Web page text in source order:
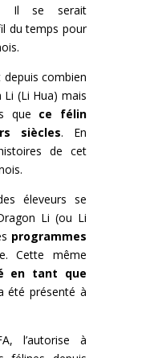
Il se serait
du temps pour
combien
(Li Hua) mais
que ce félin
siècles. En
de cet
éleveurs se
Li (ou Li
programmes
Cette même
en tant que
été présenté à
l’autorise à